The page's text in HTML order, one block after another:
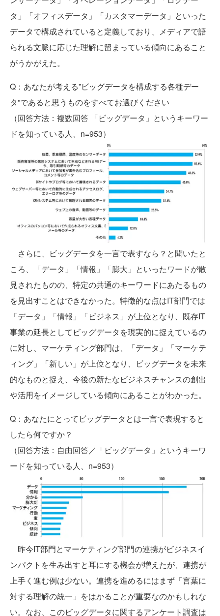
タ」「オフィスデータ」「カスタマーデータ」といった
データで構成されていると定義しており、メディアで語
られる文脈に応じた理解に留まっている傾向にあること
がうかがえた。
Q：あなたが考える”ビッグデータを構成する各種デー
タ”であると思うものをすべてお選びください
（回答方法：複数回答 「ビッグデータ」というキーワー
ドを知っている人、n=953）
さらに、ビッグデータを一言で表すなら？と聞いたと
ころ、「データ」「情報」「膨大」といったワードが散
見されたものの、特定の共通のキーワードにあたるもの
を見出すことはできなかった。特徴的な点はIT部門では
「データ」「情報」「ビジネス」が上位となり、既存IT
事業の延長としてビッグデータを現実的に捉えているの
に対し、マーケティング部門は、「データ」「マーケテ
ィング」「新しい」が上位となり、ビッグデータを未来
的なものと捉え、今後の新たなビジネスチャンスの創出
や活用をイメージしている傾向にあることがわかった。
Q：あなたにとってビッグデータとは一言で表現すると
したら何ですか？
（回答方法：自由回答／「ビッグデータ」というキーワ
ードを知っている人、n=953）
昨今IT部門とマーケティング部門の連携がビジネスイ
ンパクトを生み出すと耳にする機会が増えたが、連携が
上手く進む例は少ない。連携を進めるにはまず「言葉に
対する理解の統一」をはかることが重要なのかもしれな
い。なお、このビッグデータに関するアンケート調査は